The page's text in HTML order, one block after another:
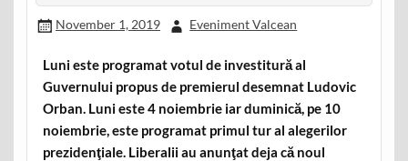
November 1, 2019 Eveniment Valcean
Luni este programat votul de investitură al
Guvernului propus de premierul desemnat Ludovic
Orban. Luni este 4 noiembrie iar duminică, pe 10
noiembrie, este programat primul tur al alegerilor
prezidenţiale. Liberalii au anunţat deja că noul